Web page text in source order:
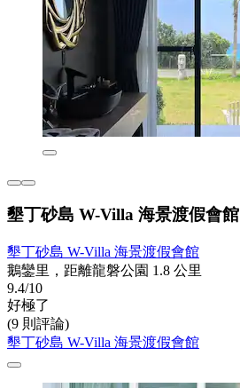
墾丁砂島 W-Villa 海景渡假會館
墾丁砂島 W-Villa 海景渡假會館
鵝鑾里，距離龍磐公園 1.8 公里
9.4/10
好極了
(9 則評論)
墾丁砂島 W-Villa 海景渡假會館